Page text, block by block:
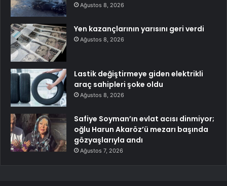
Ağustos 8, 2026
Yen kazançlarının yarısını geri verdi
Ağustos 8, 2026
Lastik değiştirmeye giden elektrikli
araç sahipleri şoke oldu
Ağustos 8, 2026
Safiye Soyman’ın evlat acısı dinmiyor;
oğlu Harun Akaröz’ü mezarı başında
gözyaşlarıyla andı
Ağustos 7, 2026